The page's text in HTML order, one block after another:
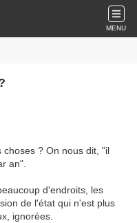
MENU
? On nous dit, "il
an".
d'endroits, les
de l'état qui n'est plus
ignorées.